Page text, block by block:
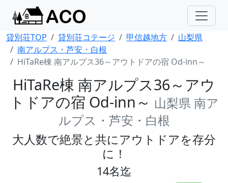
貸別荘TOP 貸別荘コテージ 甲信越地方
山梨県
南アルプス・芦安・白根
HiTaRe棟 南アルプス36～アウトドアの宿 Od-inn～
HiTaRe棟 南アルプス36～アウ
トドアの宿 Od-inn～ 山梨県 南ア
ルプス・芦安・白根
大人数で絶景と共にアウトドアを存分
に！
14名迄